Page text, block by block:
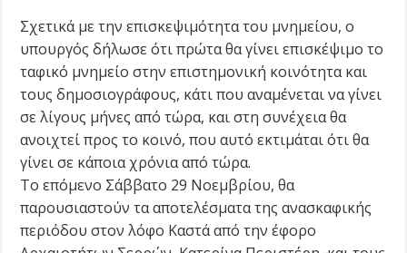
Σχετικά με την επισκεψιμότητα του μνημείου, ο
υπουργός δήλωσε ότι πρώτα θα γίνει επισκέψιμο το
ταφικό μνημείο στην επιστημονική κοινότητα και
τους δημοσιογράφους, κάτι που αναμένεται να γίνει
σε λίγους μήνες από τώρα, και στη συνέχεια θα
ανοιχτεί προς το κοινό, που αυτό εκτιμάται ότι θα
γίνει σε κάποια χρόνια από τώρα.
Το επόμενο Σάββατο 29 Νοεμβρίου, θα
παρουσιαστούν τα αποτελέσματα της ανασκαφικής
περιόδου στον λόφο Καστά από την έφορο